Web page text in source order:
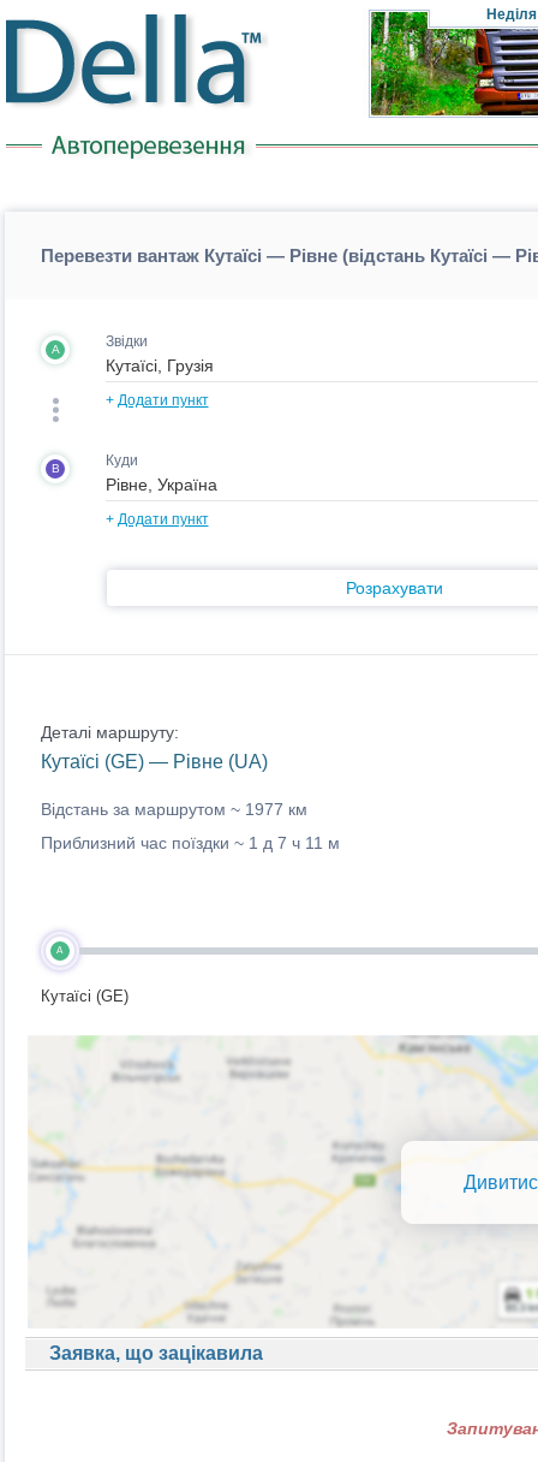
Неділя
Перевезти вантаж Кутаїсі — Рівне (відстань Кутаїсі —
A Звідки
+ Додати пункт
B Куди
+ Додати пункт
Розрахувати
Деталі маршруту:
Кутаїсі (GE) — Рівне (UA)
Відстань за маршрутом ~ 1977 км
Приблизний час поїздки ~ 1 д 7 ч 11 м
A
Кутаїсі (GE)
Заявка, що зацікавила